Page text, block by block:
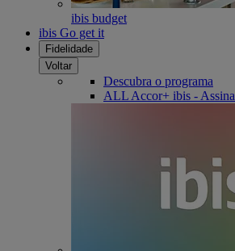
ibis budget
ibis Go get it
Fidelidade
Voltar
Descubra o programa
ALL Accor+ ibis -